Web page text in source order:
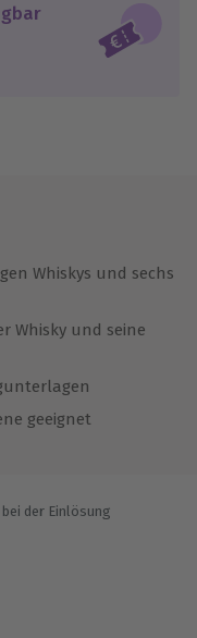
einlösbar.
Whiskys und sechs
Whisky und seine
geeignet
der Einlösung